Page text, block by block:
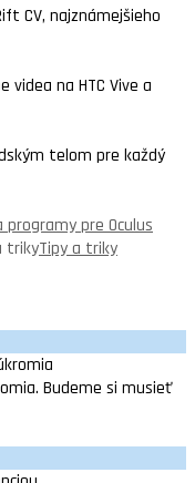
CV, najznámejšieho
na HTC Vive a
telom pre každý
programy pre Oculus
trikyTipy a triky
Budeme si musieť